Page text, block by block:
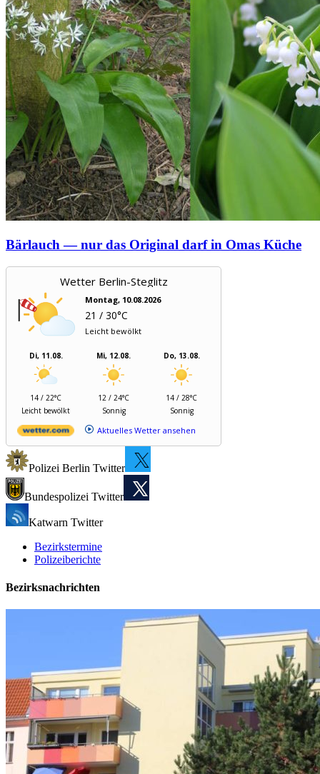
Bärlauch — nur das Original darf in Omas Küche
Wetter Berlin-Steglitz
Montag, 10.08.2026
21 / 30°C
Leicht bewölkt
Di, 11.08.
14 / 22°C
Leicht bewölkt
Mi, 12.08.
12 / 24°C
Sonnig
Do, 13.08.
14 / 28°C
Sonnig
Aktuelles Wetter ansehen
Polizei Berlin Twitter
Bundespolizei Twitter
Katwarn Twitter
Bezirkstermine
Polizeiberichte
Bezirksnachrichten